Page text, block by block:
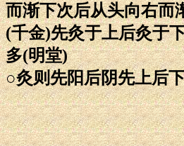
而渐下次后从头向右而
(千金)先灸于上后灸于
多(明堂)
○灸则先阳后阴先上后